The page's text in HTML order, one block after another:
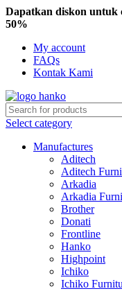
Dapatkan diskon untuk
50%
My account
FAQs
Kontak Kami
Select category
Manufactures
Aditech
Aditech
Arkadia
Arkadia
Brother
Donati
Frontline
Hanko
Highpoint
Ichiko
Ichiko